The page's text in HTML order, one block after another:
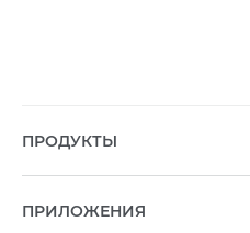
диалогового
ПРОДУКТЫ
ПРИЛОЖЕНИЯ